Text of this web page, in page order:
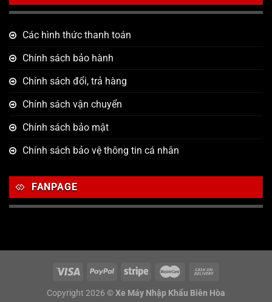
Các hình thức thanh toán
Chính sách bảo hành
Chính sách đổi, trả hàng
Chính sách vận chuyển
Chính sách bảo mật
Chính sách bảo vệ thông tin cá nhân
FANPAGE
Copyright 2026 © Xe Máy Nhập Khẩu Biên Hòa